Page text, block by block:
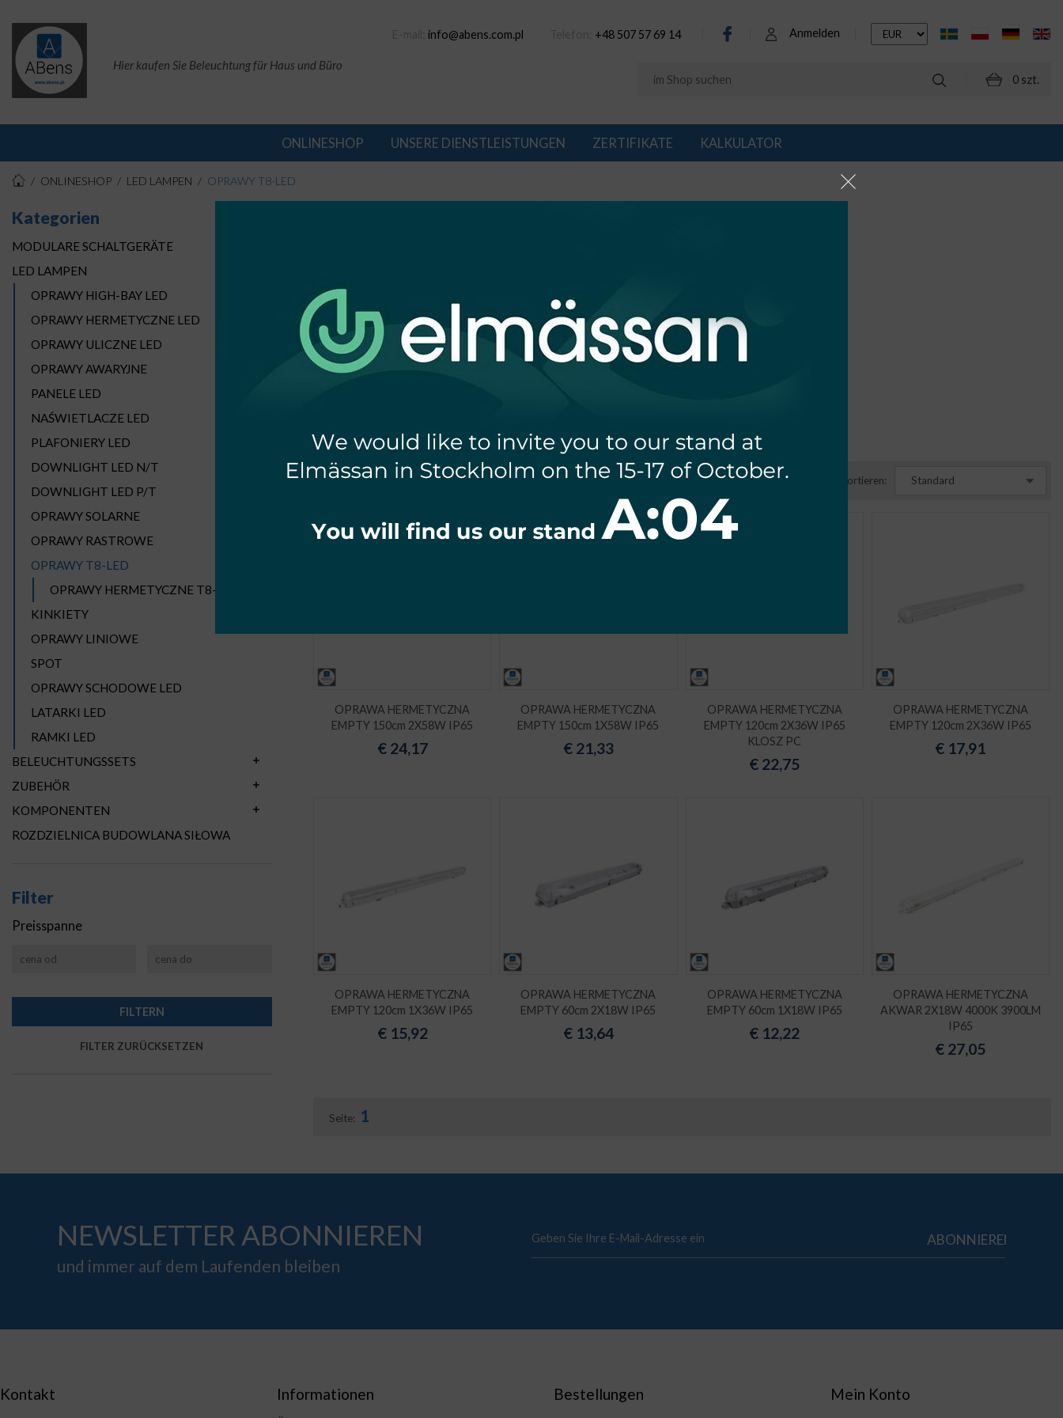
Hier kaufen Sie Beleuchtung für Haus und Büro
Anmelden
info@abens.com.pl +48 507 57 69 14
0 szt.
ONLINESHOP UNSERE DIENSTLEISTUNGEN ZERTIFIKATE KALKULATOR
ONLINESHOP LED LAMPEN OPRAWY T8-LED
Kategorien
MODULARE SCHALTGERÄTE
LED LAMPEN
OPRAWY HIGH-BAY LED
OPRAWY HERMETYCZNE LED
OPRAWY ULICZNE LED
OPRAWY AWARYJNE
PANELE LED
NAŚWIETLACZE LED
PLAFONIERY LED
DOWNLIGHT LED N/T
DOWNLIGHT LED P/T
OPRAWY SOLARNE
OPRAWY RASTROWE
OPRAWY T8-LED
OPRAWY HERMETYCZNE T8-LED
KINKIETY
OPRAWY LINIOWE
SPOT
OPRAWY SCHODOWE LED
LATARKI LED
RAMKI LED
BELEUCHTUNGSSETS
ZUBEHÖR
KOMPONENTEN
ROZDZIELNICA BUDOWLANA SIŁOWA
Filter
Preisspanne
Seite:1 Sortieren: Standard
OPRAWA HERMETYCZNA
EMPTY 150cm 2X58W IP65
€ 24,17
OPRAWA HERMETYCZNA
EMPTY 150cm 1X58W IP65
€ 21,33
OPRAWA HERMETYCZNA
EMPTY 120cm 2X36W IP65
KLOSZ PC
€ 22,75
OPRAWA HERMETYCZNA
EMPTY 120cm 2X36W IP65
€ 17,91
OPRAWA HERMETYCZNA
EMPTY 120cm 1X36W IP65
€ 15,92
OPRAWA HERMETYCZNA
EMPTY 60cm 2X18W IP65
€ 13,64
OPRAWA HERMETYCZNA
EMPTY 60cm 1X18W IP65
€ 12,22
OPRAWA HERMETYCZNA
AKWAR 2X18W 4000K 3900LM
IP65
€ 27,05
Seite: 1
NEWSLETTER ABONNIEREN
und immer auf dem Laufenden bleiben
Kontakt Informationen Bestellungen Mein Konto